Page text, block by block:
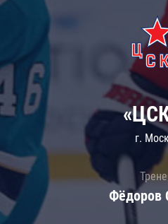
г.
Фёдоров